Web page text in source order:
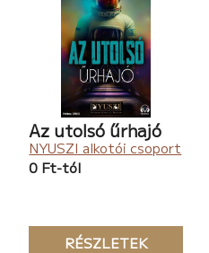
Az utolsó űrhajó
NYUSZI alkotói csoport
0 Ft-tól
RÉSZLETEK